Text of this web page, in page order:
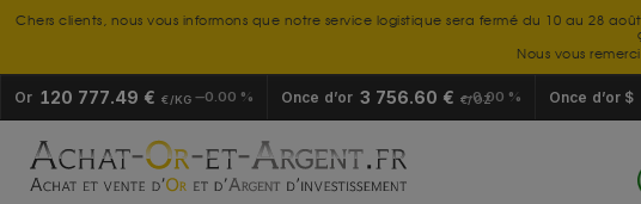
Chers clients, nous vous informons que notre service logistique sera fermé du 10 au 28
Nous vous
Or 120 777.49 € €/KG 0.00 % Once d’or 3 756.60 € €/OZ
0.00 % Once d’or $